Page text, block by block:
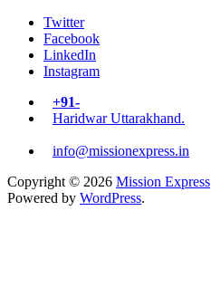
Twitter
Facebook
LinkedIn
Instagram
+91-
Haridwar Uttarakhand.
info@missionexpress.in
Copyright © 2026 Mission Express
Powered by WordPress.